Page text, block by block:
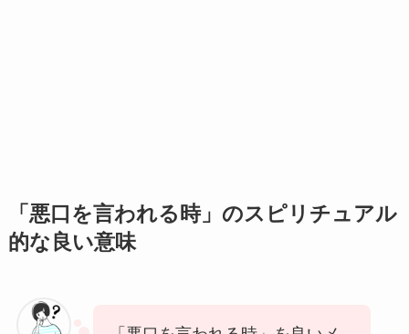
「悪口を言われる時」のスピリチュアル
的な良い意味